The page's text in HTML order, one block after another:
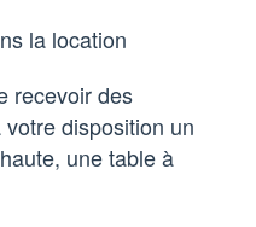
la location
recevoir des
disposition un
une table à